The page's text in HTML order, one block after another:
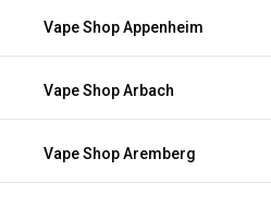
Vape Shop Appenheim
Vape Shop Arbach
Vape Shop Aremberg